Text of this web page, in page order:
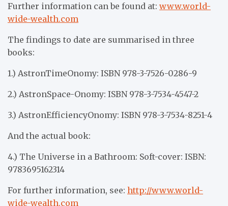
Further information can be found at: www.world-
wide-wealth.com
The findings to date are summarised in three
books:
1.) AstronTimeOnomy: ISBN 978-3-7526-0286-9
2.) AstronSpace-Onomy: ISBN 978-3-7534-4547-2
3.) AstronEfficiencyOnomy: ISBN 978-3-7534-8251-4
And the actual book:
4.) The Universe in a Bathroom: Soft-cover: ISBN:
9783695162314
For further information, see: http://www.world-
wide-wealth.com